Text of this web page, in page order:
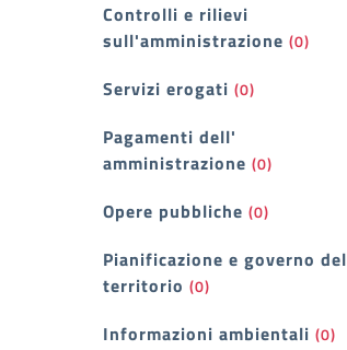
Controlli e rilievi
sull'amministrazione (0)
Servizi erogati (0)
Pagamenti dell'
amministrazione (0)
Opere pubbliche (0)
Pianificazione e governo del
territorio (0)
Informazioni ambientali (0)